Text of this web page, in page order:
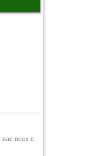
вас всех с